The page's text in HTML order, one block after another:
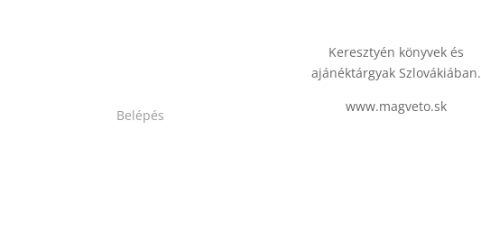
Belépés
Keresztyén könyvek és
ajánéktárgyak Szlovákiában.
www.magveto.sk